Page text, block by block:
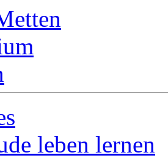
leben lernen